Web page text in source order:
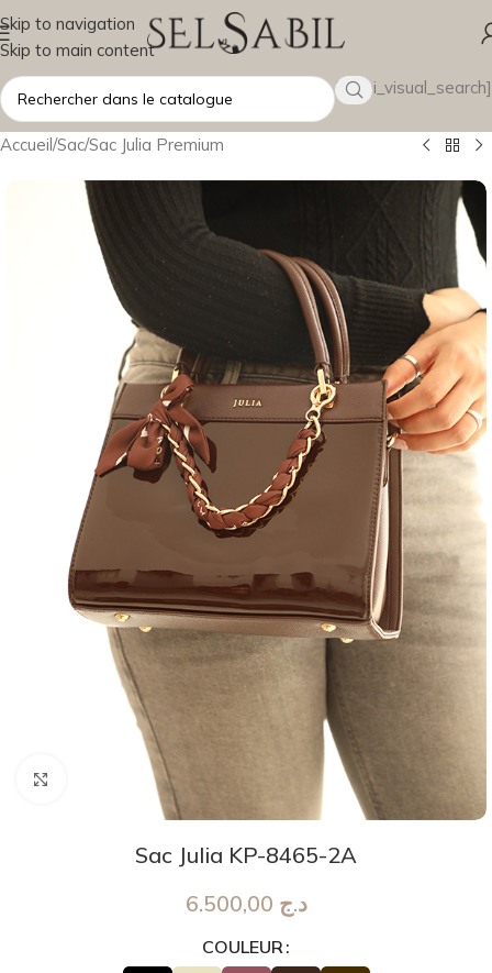
Skip to navigation
Skip to main content
[wsbi_visual_search]
Accueil/Sac/Sac Julia Premium
Sac Julia KP-8465-2A
د.ج
COULEUR